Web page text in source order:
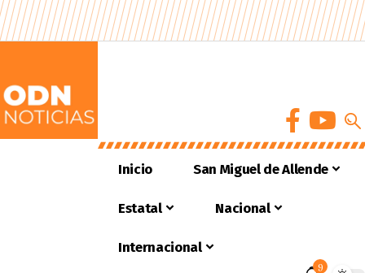
Inicio San Miguel de Allende
Estatal Nacional
Internacional
9